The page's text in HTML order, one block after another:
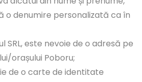
o denumire personalizată ca în
SRL, este nevoie de o adresă pe
orașului Poboru;
de o carte de identitate